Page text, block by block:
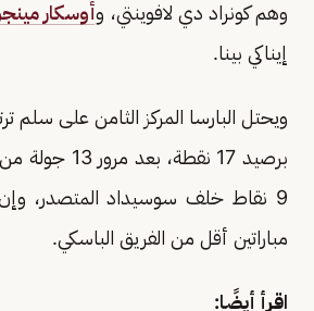
وهم كونراد دي لافوينتي، وأوسكار
إيناكي بينا.
ويحتل البارسا المركز الثامن على سلم
برصيد 17 نقطة،
9 نقاط خلف سوسيداد المتصدر،
مباراتين أقل من الفريق الباسكي.
اقرأ أيضًا: